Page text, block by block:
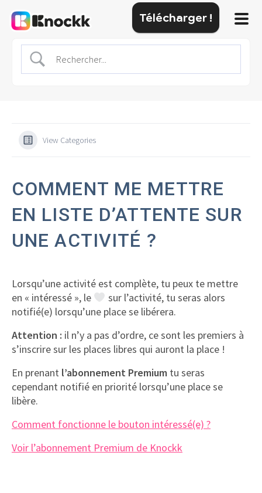
Télécharger !
View Categories
COMMENT ME METTRE
EN LISTE D’ATTENTE SUR
UNE ACTIVITÉ ?
Lorsqu’une activité est complète, tu peux te mettre
en « intéressé », le
sur l’activité, tu seras alors
notifié(e) lorsqu’une place se libérera.
Attention : il n’y a pas d’ordre, ce sont les premiers à
s’inscrire sur les places libres qui auront la place !
En prenant l’abonnement Premium tu seras
cependant notifié en priorité lorsqu’une place se
libère.
Comment fonctionne le bouton intéressé(e) ?
Voir l’abonnement Premium de Knockk